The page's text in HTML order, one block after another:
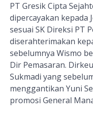
PT Gresik Cipta
dipercayakan kepada
sesuai SK Direksi PT
diserahterimakan
sebelumnya Wismo
Dir Pemasaran.
Sukmadi yang
menggantikan Yuni
promosi General